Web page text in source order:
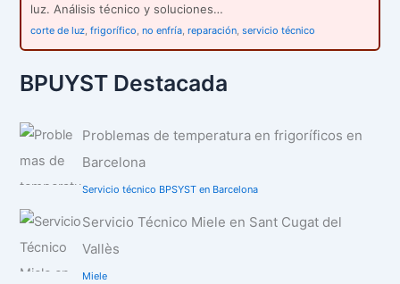
luz. Análisis técnico y soluciones…
corte de luz ,frigorífico ,no enfría ,reparación ,servicio técnico
BPUYST Destacada
Problemas de temperatura en frigoríficos en
Barcelona
Servicio técnico BPSYST en Barcelona
Servicio Técnico Miele en Sant Cugat del
Vallès
Miele